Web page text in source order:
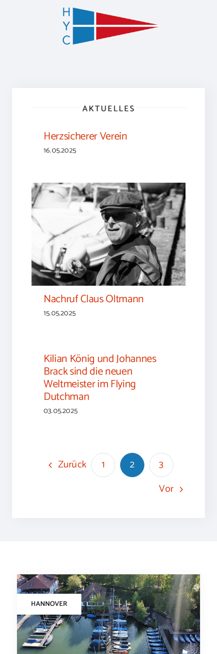
AKTUELLES
Herzsicherer Verein
16.05.2025
Nachruf Claus Oltmann
Nachruf Claus Oltmann
15.05.2025
Kilian König und Johannes
Brack sind die neuen
Weltmeister im Flying
Dutchman
03.05.2025
Zurück 1 2
3
Vor
HANNOVER